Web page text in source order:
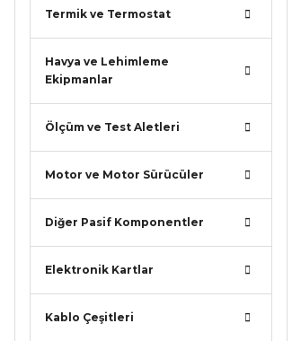
Termik ve Termostat
Havya ve Lehimleme
Ekipmanlar
Ölçüm ve Test Aletleri
Motor ve Motor Sürücüler
Diğer Pasif Komponentler
Elektronik Kartlar
Kablo Çeşitleri